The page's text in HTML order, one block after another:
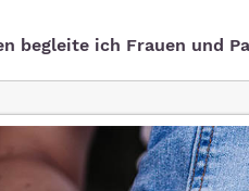
begleite ich Frauen und